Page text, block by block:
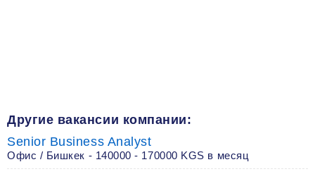
Другие вакансии компании:
Senior Business Analyst
Офис / Бишкек - 140000 - 170000 KGS в месяц